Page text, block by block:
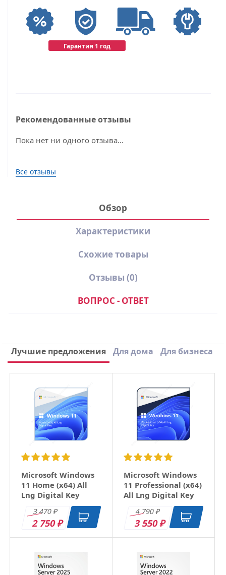
Гарантия 1 год
Рекомендованные отзывы
Пока нет ни одного отзыва...
Все отзывы
Обзор
Характеристики
Схожие товары
Отзывы (0)
ВОПРОС - ОТВЕТ
Количество устройств
30 ПК
Вид лицензии
Написать отзыв
×
Email
Заголовок
Оцените товар
Лучшие предложения Для дома Для бизнеса
Microsoft Windows
11 Home (x64) All
Lng Digital Key
3 470₽
2 750₽
Microsoft Windows
11 Professional (x64)
All Lng Digital Key
4 790₽
3 550₽